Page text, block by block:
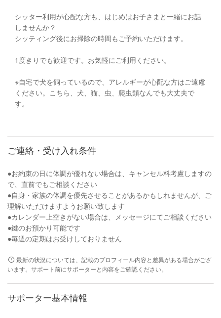
シッター利用が心配な方も、はじめはお子さまと一緒にお話
しませんか？
シッティング後にお掃除の時間もご予約いただけます。
1度きりでも歓迎です。お気軽にご利用ください。
※自宅で犬を飼っているので、アレルギーが心配な方はご遠慮
ください。こちら、犬、猫、虫、爬虫類なんでも大丈夫で
す。
ご連絡・受け入れ条件
●お約束の日に体調が優れない場合は、キャンセル料考慮しますの
で、直前でもご相談ください
●自身・家族の体調を優先させることがあるかもしれませんが、ご
理解いただけますようお願い致します
●カレンダー上空きがない場合は、メッセージにてご相談ください
●鍵のお預かり可能です
●毎週の定期はお受けしておりません
最新の状況については、記載のプロフィール内容と差異がある場合がござ
います。サポート前にサポーターと内容をご確認ください。
サポーター基本情報